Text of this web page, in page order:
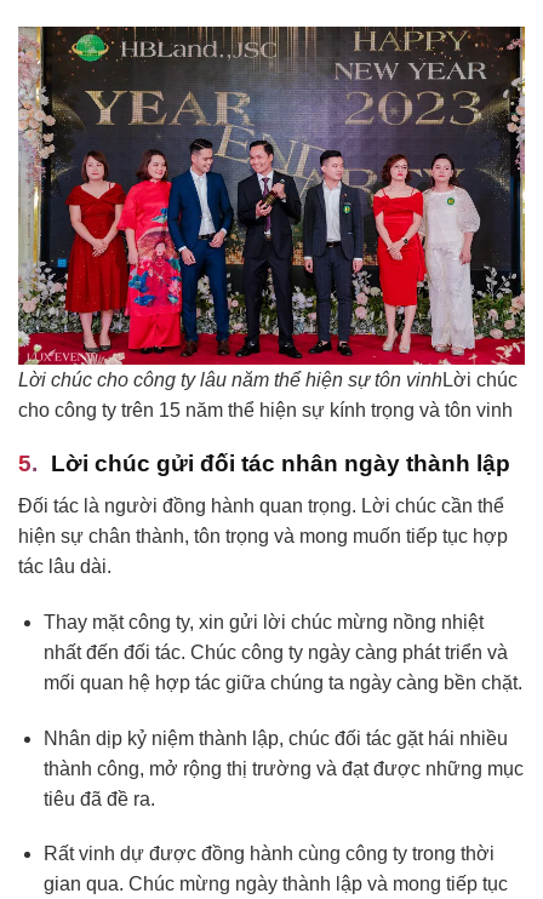
Lời chúc cho công ty lâu năm thể hiện sự tôn vinhLời chúc
cho công ty trên 15 năm thể hiện sự kính trọng và tôn vinh
Lời chúc gửi đối tác nhân ngày thành lập
Đối tác là người đồng hành quan trọng. Lời chúc cần thể
hiện sự chân thành, tôn trọng và mong muốn tiếp tục hợp
tác lâu dài.
Thay mặt công ty, xin gửi lời chúc mừng nồng nhiệt
nhất đến đối tác. Chúc công ty ngày càng phát triển và
mối quan hệ hợp tác giữa chúng ta ngày càng bền chặt.
Nhân dịp kỷ niệm thành lập, chúc đối tác gặt hái nhiều
thành công, mở rộng thị trường và đạt được những mục
tiêu đã đề ra.
Rất vinh dự được đồng hành cùng công ty trong thời
gian qua. Chúc mừng ngày thành lập và mong tiếp tục